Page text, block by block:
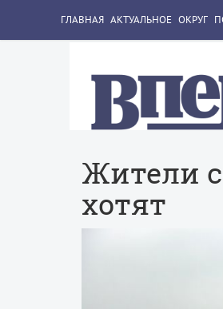
ГЛАВНАЯ АКТУАЛЬНОЕ ОКРУГ
Жители
хотят